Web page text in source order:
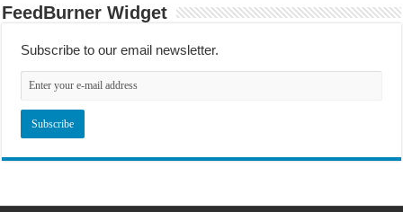
FeedBurner Widget
Subscribe to our email newsletter.